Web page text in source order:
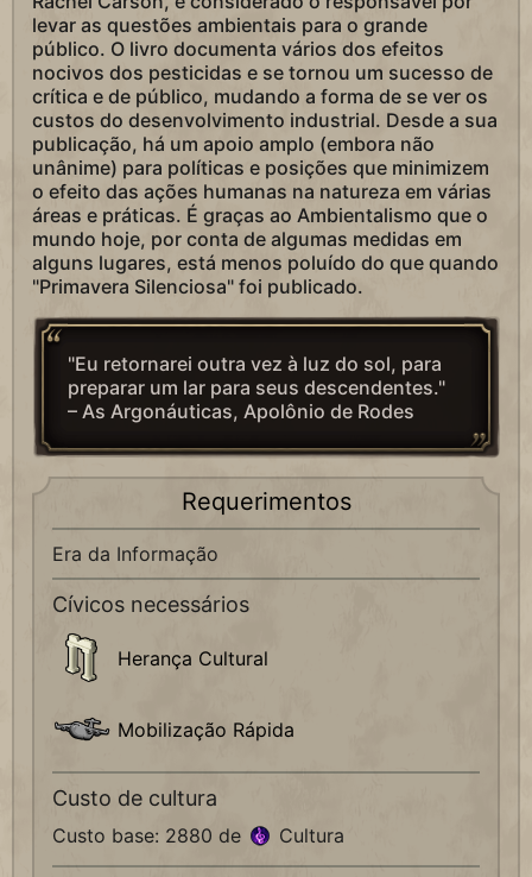
levar as questões ambientais para o grande
público. O livro documenta vários dos efeitos
nocivos dos pesticidas e se tornou um sucesso de
crítica e de público, mudando a forma de se ver os
custos do desenvolvimento industrial. Desde a sua
publicação, há um apoio amplo (embora não
unânime) para políticas e posições que minimizem
o efeito das ações humanas na natureza em várias
áreas e práticas. É graças ao Ambientalismo que o
mundo hoje, por conta de algumas medidas em
alguns lugares, está menos poluído do que quando
"Primavera Silenciosa" foi publicado.
"Eu retornarei outra vez à luz do sol, para
preparar um lar para seus descendentes."
– As Argonáuticas, Apolônio de Rodes
Requerimentos
Era da Informação
Cívicos necessários
Herança Cultural
Mobilização Rápida
Custo de cultura
Custo base: 2880 de Cultura